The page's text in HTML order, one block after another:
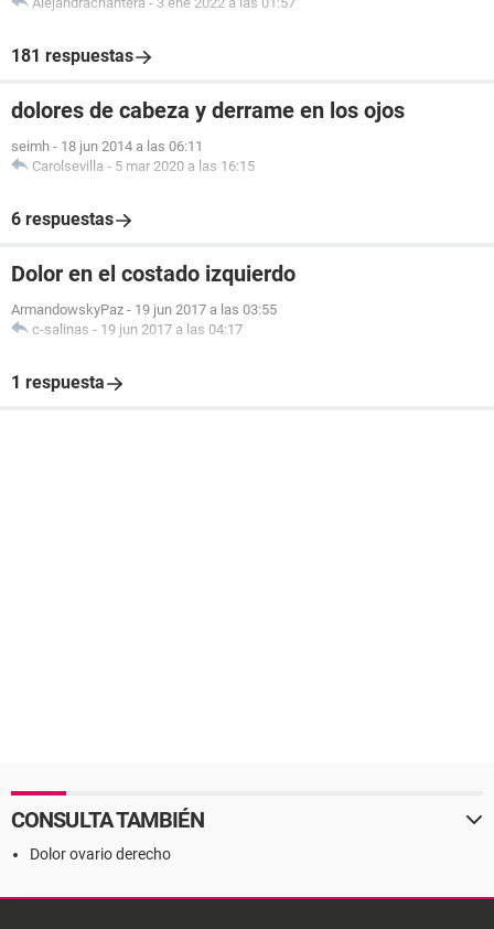
181 respuestas
dolores de cabeza y derrame en los ojos
seimh - 18 jun 2014 a las 06:11
Carolsevilla - 5 mar 2020 a las 16:15
6 respuestas
Dolor en el costado izquierdo
ArmandowskyPaz - 19 jun 2017 a las 03:55
c-salinas - 19 jun 2017 a las 04:17
1 respuesta
CONSULTA TAMBIÉN
Dolor ovario derecho